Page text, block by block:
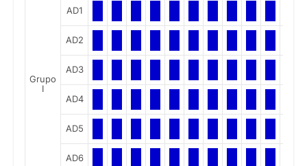
Grupo
I
AD1
AD2
AD3
AD4
AD5
AD6